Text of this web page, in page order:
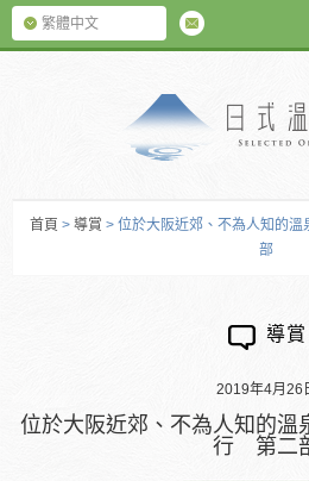
繁體中文
首頁 > 導賞 > 位於大阪近郊、不為人知的
部
導賞
2019年4月26
位於大阪近郊、不為人知的
行 第二